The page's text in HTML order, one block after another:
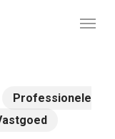
Professionele